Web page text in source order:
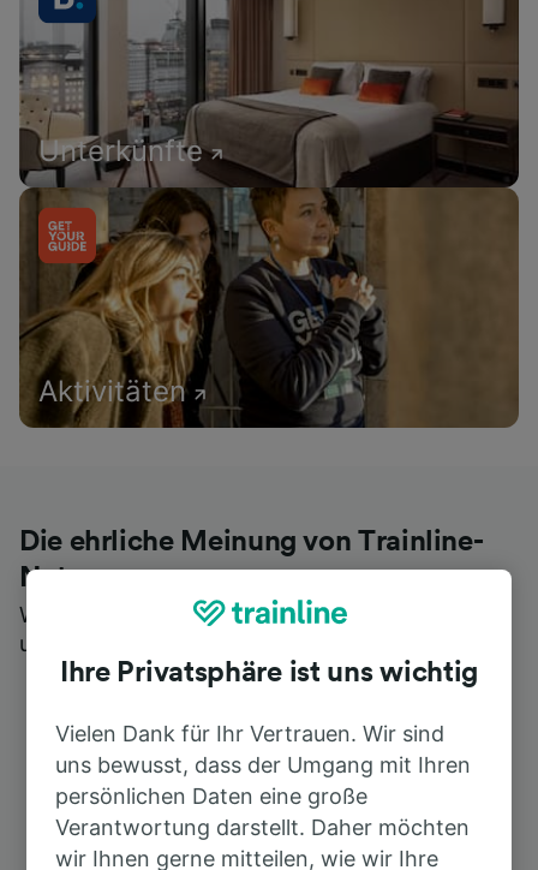
Unterkünfte
Aktivitäten
Die ehrliche Meinung von Trainline-
Nutzern
Wer könnte Ihnen besseres Feedback geben als
unsere Kunden selbst?
Ihre Privatsphäre ist uns wichtig
Vielen Dank für Ihr Vertrauen. Wir sind
uns bewusst, dass der Umgang mit Ihren
persönlichen Daten eine große
Verantwortung darstellt. Daher möchten
wir Ihnen gerne mitteilen, wie wir Ihre